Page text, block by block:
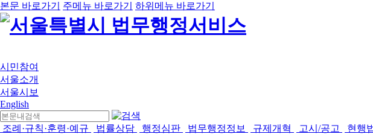
본문 바로가기 주메뉴 바로가기 하위메뉴 바로가기
시민참여
서울소개
서울시보
English
조례·규칙·훈령·예규 법률상담 행정심판 법무행정정보 규제개혁 고시/공고 현행